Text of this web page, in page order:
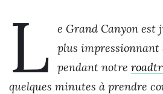
L
e Grand Canyon est
plus impressionnant
pendant notre
quelques minutes à prendre